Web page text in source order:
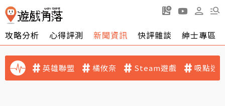
攻略分析 心得評測 新聞資訊 快評雜談 紳士專區
英雄聯盟 橘攸奈 Steam遊戲 吸點迷